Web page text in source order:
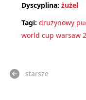
Dyscyplina: żużel
Tagi: drużynowy
world cup warsaw
starsze